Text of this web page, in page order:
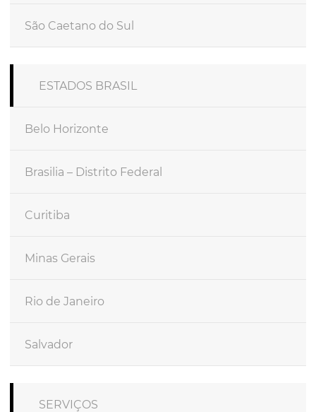
São Caetano do Sul
ESTADOS BRASIL
Belo Horizonte
Brasilia – Distrito Federal
Curitiba
Minas Gerais
Rio de Janeiro
Salvador
SERVIÇOS